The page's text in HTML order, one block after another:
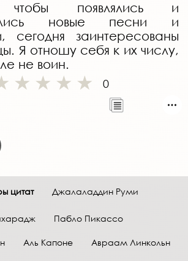
появлялись и
новые песни и
сегодня заинтересованы
Я отношу себя к их числу,
не воин.
0
цитат Джалаладдин Руми
Пабло Пикассо
Аль Капоне Авраам Линкольн